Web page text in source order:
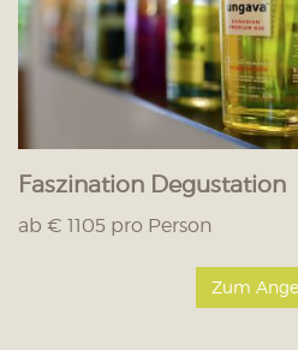
Faszination Degustation
ab € 1105 pro Person
Zum